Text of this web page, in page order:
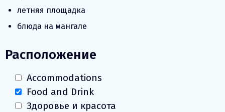
летняя площадка
блюда на мангале
Расположение
Accommodations
Food and Drink
Здоровье и красота